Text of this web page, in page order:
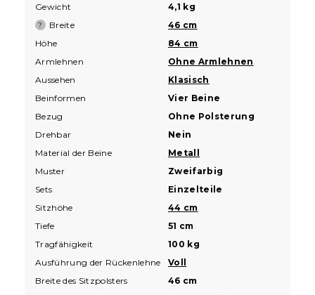
Gewicht
4,1 kg
? Breite
46 cm
Höhe
84 cm
Armlehnen
Ohne Armlehnen
Aussehen
Klasisch
Beinformen
Vier Beine
Bezug
Ohne Polsterung
Drehbar
Nein
Material der Beine
Metall
Muster
Zweifarbig
Sets
Einzelteile
Sitzhöhe
44 cm
Tiefe
51 cm
Tragfähigkeit
100 kg
Ausführung der Rückenlehne
Voll
Breite des Sitzpolsters
46 cm